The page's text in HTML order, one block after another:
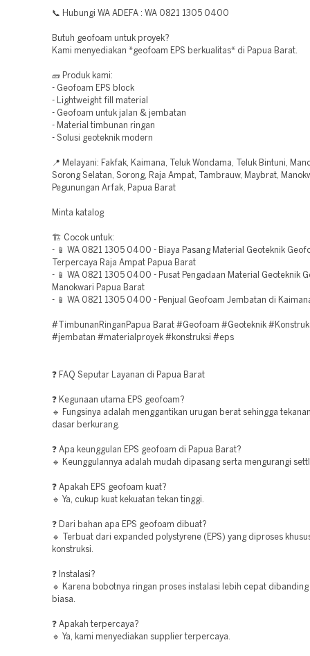
📞 Hubungi WA ADEFA : WA 0821 1305 0400
Butuh geofoam untuk proyek?
Kami menyediakan *geofoam EPS berkualitas* di Papua Barat.
🧱 Produk kami:
- Geofoam EPS block
- Lightweight fill material
- Geofoam untuk jalan & jembatan
- Material timbunan ringan
- Solusi geoteknik modern
📍 Melayani: Fakfak, Kaimana, Teluk Wondama, Teluk Bintuni,
Sorong Selatan, Sorong, Raja Ampat, Tambrauw, Maybrat,
Pegunungan Arfak, Papua Barat
Minta katalog
🏗️ Cocok untuk:
- 📱 WA 0821 1305 0400 - Biaya Pasang Material Geoteknik
Terpercaya Raja Ampat Papua Barat
- 📱 WA 0821 1305 0400 - Pusat Pengadaan Material Geoteknik
Manokwari Papua Barat
- 📱 WA 0821 1305 0400 - Penjual Geofoam Jembatan di
#TimbunanRinganPapua Barat #Geofoam #Geoteknik
#jembatan #materialproyek #konstruksi #eps
❓ FAQ Seputar Layanan di Papua Barat
❓ Kegunaan utama EPS geofoam?
🔹 Fungsinya adalah menggantikan urugan berat sehingga
dasar berkurang.
❓ Apa keunggulan EPS geofoam di Papua Barat?
🔹 Keunggulannya adalah mudah dipasang serta mengurangi
❓ Apakah EPS geofoam kuat?
🔹 Ya, cukup kuat kekuatan tekan tinggi.
❓ Dari bahan apa EPS geofoam dibuat?
🔹 Terbuat dari expanded polystyrene (EPS) yang diproses
konstruksi.
❓ Instalasi?
🔹 Karena bobotnya ringan proses instalasi lebih cepat
biasa.
❓ Apakah terpercaya?
🔹 Ya, kami menyediakan supplier terpercaya.